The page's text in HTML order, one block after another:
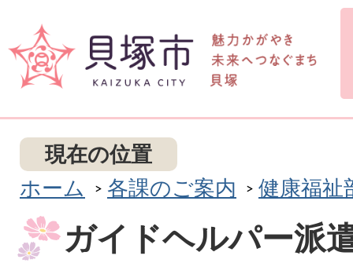
現在の位置
ホーム
各課のご案内 健康福祉
ガイドヘルパー派